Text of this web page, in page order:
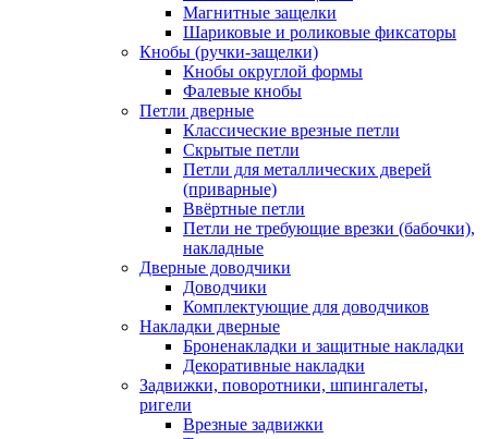
Магнитные защелки
Шариковые и роликовые фиксаторы
Кнобы (ручки-защелки)
Кнобы округлой формы
Фалевые кнобы
Петли дверные
Классические врезные петли
Скрытые петли
Петли для металлических дверей
(приварные)
Ввёртные петли
Петли не требующие врезки (бабочки),
накладные
Дверные доводчики
Доводчики
Комплектующие для доводчиков
Накладки дверные
Броненакладки и защитные накладки
Декоративные накладки
Задвижки, поворотники, шпингалеты,
ригели
Врезные задвижки